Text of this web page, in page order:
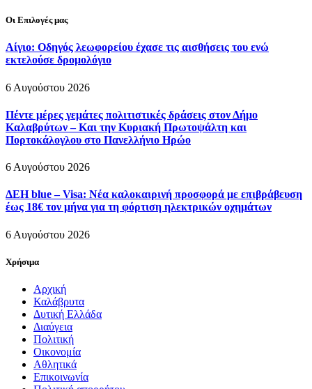
Οι Επιλογές μας
Αίγιο: Οδηγός λεωφορείου έχασε τις αισθήσεις του ενώ
εκτελούσε δρομολόγιο
6 Αυγούστου 2026
Πέντε μέρες γεμάτες πολιτιστικές δράσεις στον Δήμο
Καλαβρύτων – Και την Κυριακή Πρωτοψάλτη και
Πορτοκάλογλου στο Πανελλήνιο Ηρώο
6 Αυγούστου 2026
ΔΕΗ blue – Visa: Νέα καλοκαιρινή προσφορά με επιβράβευση
έως 18€ τον μήνα για τη φόρτιση ηλεκτρικών οχημάτων
6 Αυγούστου 2026
Χρήσιμα
Αρχική
Καλάβρυτα
Δυτική Ελλάδα
Διαύγεια
Πολιτική
Οικονομία
Αθλητικά
Επικοινωνία